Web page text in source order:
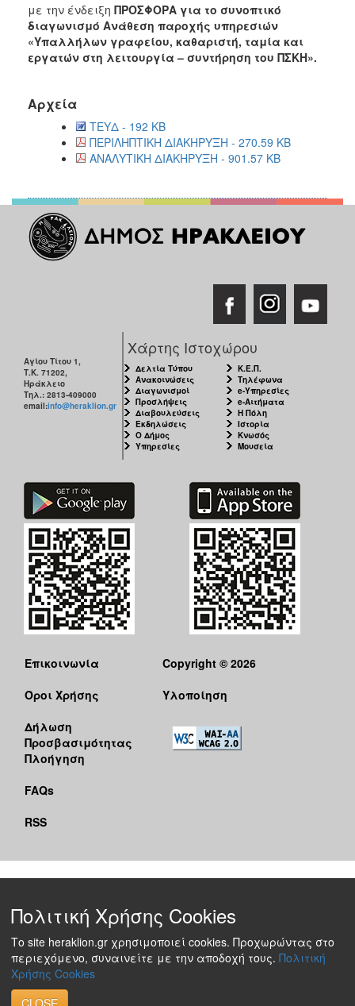
με την ένδειξη ΠΡΟΣΦΟΡΑ για το συνοπτικό
διαγωνισμό Ανάθεση παροχής υπηρεσιών
«Υπαλλήλων γραφείου, καθαριστή, ταμία και
εργατών στη λειτουργία – συντήρηση του ΠΣΚΗ».
Αρχεία
ΤΕΥΔ - 192 KB
ΠΕΡΙΛΗΠΤΙΚΗ ΔΙΑΚΗΡΥΞΗ - 270.59 KB
ΑΝΑΛΥΤΙΚΗ ΔΙΑΚΗΡΥΞΗ - 901.57 KB
Αγίου Τίτου 1,
Τ.Κ. 71202,
Ηράκλειο
Τηλ.: 2813-409000
email:info@heraklion.gr
Χάρτης Ιστοχώρου
Δελτία Τύπου
Ανακοινώσεις
Διαγωνισμοί
Προσλήψεις
Διαβουλεύσεις
Εκδηλώσεις
Ο Δήμος
Υπηρεσίες
Κ.Ε.Π.
Τηλέφωνα
e-Υπηρεσίες
e-Αιτήματα
Η Πόλη
Ιστορία
Κνωσός
Μουσεία
Επικοινωνία
Όροι Χρήσης
Δήλωση
Προσβασιμότητας
Πλοήγηση
FAQs
RSS
Copyright © 2026
Υλοποίηση
Πολιτική Χρήσης Cookies
Το site heraklion.gr χρησιμοποιεί cookies. Προχωρώντας στο
περιεχόμενο, συναινείτε με την αποδοχή τους. Πολιτική
Χρήσης Cookies
CLOSE